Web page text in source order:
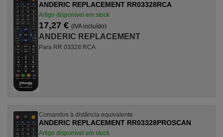
ANDERIC REPLACEMENT RR03328RCA
Artigo disponível em stock
17,27 € (IVA incluído)
ANDERIC REPLACEMENT
Para RR 03328 RCA
Comandos à distância equivalente
ANDERIC REPLACEMENT RR03328PROSCAN
Artigo disponível em stock